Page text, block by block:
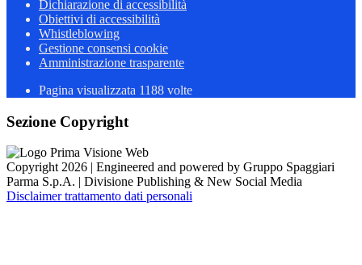
Dichiarazione di accessibilità
Obiettivi di accessibilità
Whistleblowing
Gestione consensi cookie
Amministrazione trasparente
Pagina visualizzata 1188 volte
Sezione Copyright
Copyright 2026 | Engineered and powered by Gruppo Spaggiari
Parma S.p.A. | Divisione Publishing & New Social Media
Disclaimer trattamento dati personali